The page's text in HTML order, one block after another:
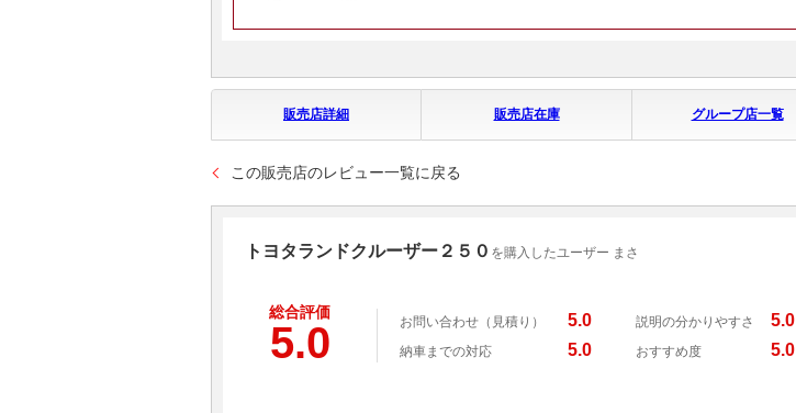
販売店詳細 販売店在庫 グループ店一覧
この販売店のレビュー一覧に戻る
トヨタランドクルーザー２５０ を購入したユーザー まさ
総合評価
5.0 お問い合わせ（見積り） 5.0 説明の分かりやすさ 5.0
納車までの対応 5.0 おすすめ度 5.0